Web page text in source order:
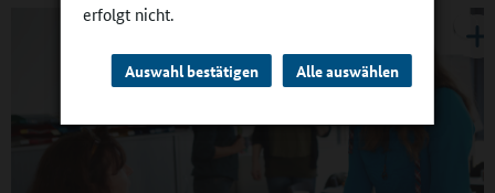
erfolgt nicht.
Auswahl bestätigen Alle auswählen